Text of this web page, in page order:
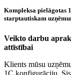
Kompleksa pielāgotas
starptautiskam
Veikto darbu
attīstībai
Klients mūsu
1C konfigurāciju.